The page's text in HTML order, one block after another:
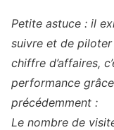
Petite astuce : il
suivre et de
chiffre d’affaires,
performance
précédemment :
Le nombre de